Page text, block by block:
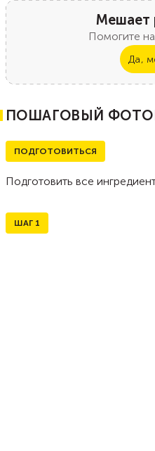
Мешает
Помогите
Да,
ПОШАГОВЫЙ
ПОДГОТОВИТЬСЯ
Подготовить все
ШАГ 1